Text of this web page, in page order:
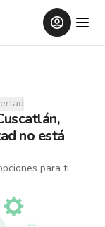
no está
para ti.